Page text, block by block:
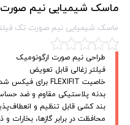
ماسک شیمیایی نیم صورت
ماسک شیمیایی نیم صورت تک
طراحی نیم صورت ارگونومیک
فیلتر زغالی قابل تعویض
خاصیت FLEXIFIT برای فیکس شدن بهتر روی صورت
بدنه پلاستیکی مقاوم و ضد
بند کشی قابل تنظیم و
محافظت در برابر گازها، بخارات و